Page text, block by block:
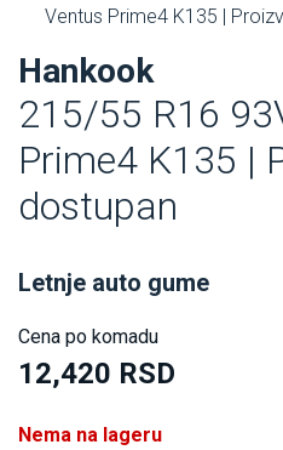
Ventus Prime4 K135 |
Hankook
215/55 R16
Prime4 K135 |
dostupan
Letnje auto gume
Cena po komadu
12,420 RSD
Nema na lageru